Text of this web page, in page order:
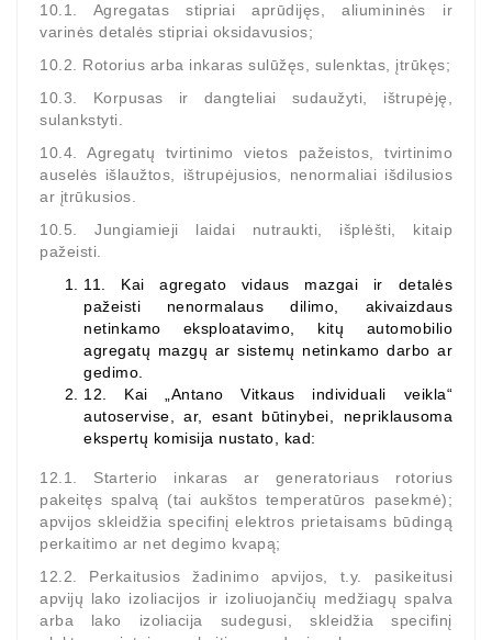
10.1. Agregatas stipriai aprūdijęs, aliumininės ir
varinės detalės stipriai oksidavusios;
10.2. Rotorius arba inkaras sulūžęs, sulenktas, įtrūkęs;
10.3. Korpusas ir dangteliai sudaužyti, ištrupėję,
sulankstyti.
10.4. Agregatų tvirtinimo vietos pažeistos, tvirtinimo
auselės išlaužtos, ištrupėjusios, nenormaliai išdilusios
ar įtrūkusios.
10.5. Jungiamieji laidai nutraukti, išplėšti, kitaip
pažeisti.
11. Kai agregato vidaus mazgai ir detalės
pažeisti nenormalaus dilimo, akivaizdaus
netinkamo eksploatavimo, kitų automobilio
agregatų mazgų ar sistemų netinkamo darbo ar
gedimo.
12. Kai „Antano Vitkaus individuali veikla“
autoservise, ar, esant būtinybei, nepriklausoma
ekspertų komisija nustato, kad:
12.1. Starterio inkaras ar generatoriaus rotorius
pakeitęs spalvą (tai aukštos temperatūros pasekmė);
apvijos skleidžia specifinį elektros prietaisams būdingą
perkaitimo ar net degimo kvapą;
12.2. Perkaitusios žadinimo apvijos, t.y. pasikeitusi
apvijų lako izoliacijos ir izoliuojančių medžiagų spalva
arba lako izoliacija sudegusi, skleidžia specifinį